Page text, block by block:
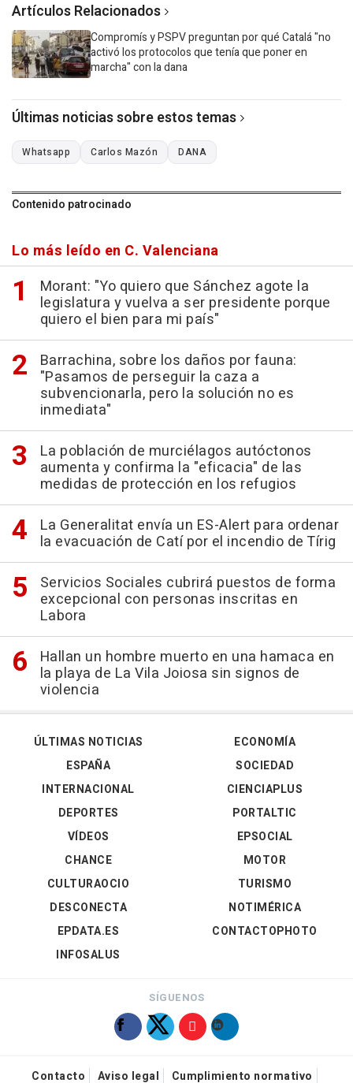
Artículos Relacionados
Compromís y PSPV preguntan por qué Catalá "no
activó los protocolos que tenía que poner en
marcha" con la dana
Últimas noticias sobre estos temas
Whatsapp Carlos Mazón DANA
Contenido patrocinado
Lo más leído en C. Valenciana
Morant: "Yo quiero que Sánchez agote la
legislatura y vuelva a ser presidente porque
quiero el bien para mi país"
Barrachina, sobre los daños por fauna:
"Pasamos de perseguir la caza a
subvencionarla, pero la solución no es
inmediata"
La población de murciélagos autóctonos
aumenta y confirma la "eficacia" de las
medidas de protección en los refugios
La Generalitat envía un ES-Alert para ordenar
la evacuación de Catí por el incendio de Tírig
Servicios Sociales cubrirá puestos de forma
excepcional con personas inscritas en
Labora
Hallan un hombre muerto en una hamaca en
la playa de La Vila Joiosa sin signos de
violencia
ÚLTIMAS NOTICIAS
ESPAÑA
INTERNACIONAL
DEPORTES
VÍDEOS
ECONOMÍA
SOCIEDAD
CIENCIAPLUS
PORTALTIC
EPSOCIAL
CHANCE
CULTURAOCIO
DESCONECTA
EPDATA.ES
INFOSALUS
MOTOR
TURISMO
NOTIMÉRICA
CONTACTOPHOTO
SÍGUENOS
Contacto Aviso legal Cumplimiento normativo